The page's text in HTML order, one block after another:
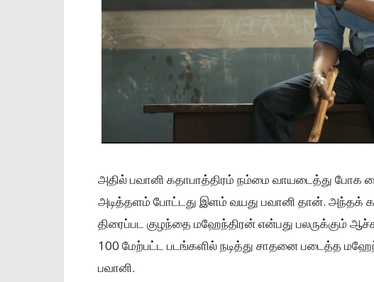
அதில் பவானி கதாபாத்திரம் நம்மை வாயடைத்து போக
அடித்தளம் போட்டது இளம் வயது பவானி தான். அந்தக்
திரைப்பட குழந்தை மஹேந்திரன் என்பது பலருக்கும்
100 மேற்பட்ட படங்களில் நடித்து சாதனை படைத்த
பவானி.